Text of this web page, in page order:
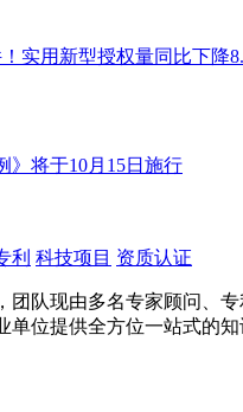
实用新型授权量同比下降
》将于10月15日施行
利 科技项目 资质认证
团队现由多名专家顾问、
位提供全方位一站式的知